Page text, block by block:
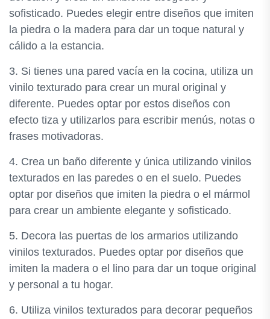
sofisticado. Puedes elegir entre diseños que imiten
la piedra o la madera para dar un toque natural y
cálido a la estancia.
3. Si tienes una pared vacía en la cocina, utiliza un
vinilo texturado para crear un mural original y
diferente. Puedes optar por estos diseños con
efecto tiza y utilizarlos para escribir menús, notas o
frases motivadoras.
4. Crea un baño diferente y única utilizando vinilos
texturados en las paredes o en el suelo. Puedes
optar por diseños que imiten la piedra o el mármol
para crear un ambiente elegante y sofisticado.
5. Decora las puertas de los armarios utilizando
vinilos texturados. Puedes optar por diseños que
imiten la madera o el lino para dar un toque original
y personal a tu hogar.
6. Utiliza vinilos texturados para decorar pequeños